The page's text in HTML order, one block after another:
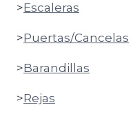
>Escaleras
>Puertas/Cancelas
>Barandillas
>Rejas